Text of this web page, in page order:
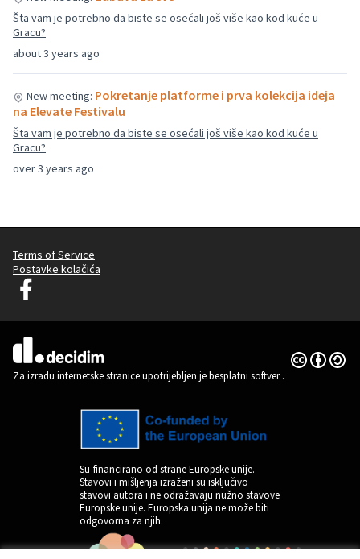
about 3 years ago
Šta vam je potrebno da biste se osećali još više kao kod kuće u
Gracu?
over 3 years ago
New meeting: Pokretanje platforme i prva kolekcija ideja
na Elevate Festivalu
Šta vam je potrebno da biste se osećali još više kao kod kuće u
Gracu?
Terms of Service
Postavke kolačića
Graz Gemeinsam Gestalten na Facebooku
(Vanjska poveznica)
Za izradu internetske stranice upotrijebljen je besplatni softver.
Licencija
(Vanjska
Su-financirano od strane Europske unije.
Stavovi i mišljenja izraženi su isključivo
stavovi autora i ne odražavaju nužno stavove
Europske unije. Europska unija ne može biti
odgovorna za njih.